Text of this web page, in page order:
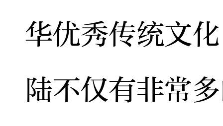
华优秀传统文
陆不仅有非常